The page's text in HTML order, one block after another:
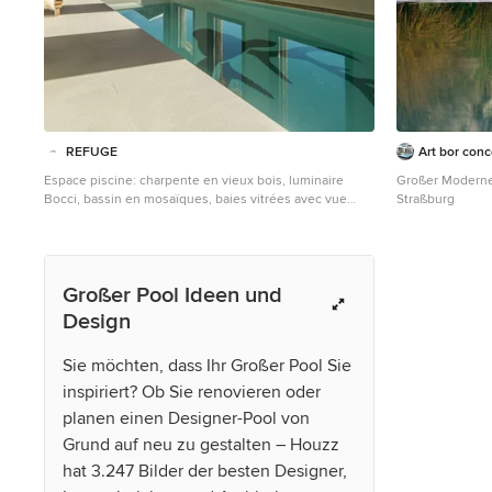
Verkleidung
von 8,50m längs furniert
mit integrierter
markanten
Räume zu
hochwertige
Kombination
leuchtend
Behaglichkeit. Architekt Dettling legte bei der Planung
REFUGE
Espace piscine: charpente en vieux bois, luminaire
Bocci, bassin en mosaïques, baies vitrées avec vue
Art bor
Großer
Straßburg
Großer Pool Ideen und
Design
Sie möchten, dass Ihr Großer Pool Sie
inspiriert? Ob Sie renovieren oder
planen einen Designer-Pool von
Grund auf neu zu gestalten – Houzz
hat 3.247 Bilder der besten Designer,